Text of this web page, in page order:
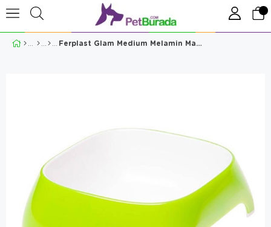
Ferplast Glam Medium Melamin Mama Kabı Yeşil 720 Ml